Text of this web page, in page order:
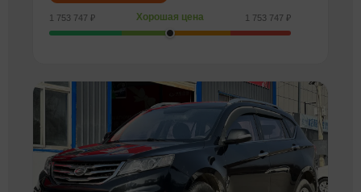
1 753 747 ₽ Хорошая цена 1 753 747 ₽